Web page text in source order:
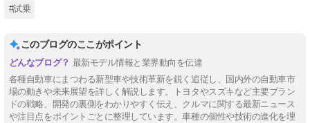
#試乗
このブログのここがポイント
最新モデル情報と業界動向を伝達
各種自動車にまつわる新型車や技術革新を鋭く追従し、国内外の自動車市
場の動きや未来展望を詳しく解説します。トヨタやスズキなど主要ブラン
ドの戦略、開発の裏側をわかりやすく伝え、クルマに関する最新ニュース
や注目点をポイントごとに整理しています。車種の個性や技術の進化を理